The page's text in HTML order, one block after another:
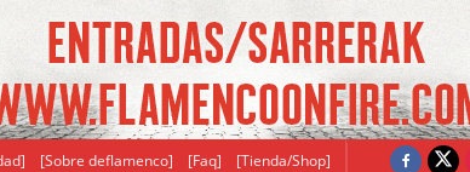
[Sobre deflamenco] [Faq] [Tienda/Shop]